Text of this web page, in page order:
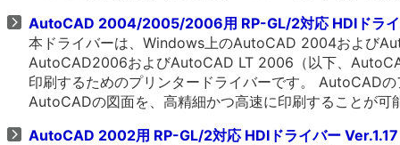
AutoCAD 2004/2005/2006用 RP-GL/2対応 HDIドラ
本ドライバーは、Windows上のAutoCAD 2004および
AutoCAD2006およびAutoCAD LT 2006（以下、
印刷するためのプリンタードライバーです。 AutoCAD
AutoCADの図面を、高精細かつ高速に印刷することが可
AutoCAD 2002用 RP-GL/2対応 HDIドライバー